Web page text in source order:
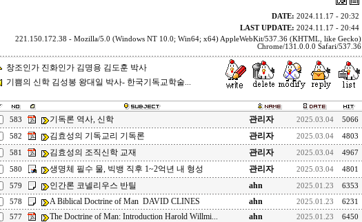
DATE: 2024.11.17 - 20:32
LAST UPDATE: 2024.11.17 - 20:44
221.150.172.38 - Mozilla/5.0 (Windows NT 10.0; Win64; x64) AppleWebKit/537.36 (KHTML, like Gecko)
Chrome/131.0.0.0 Safari/537.36
창조인가 진화인가 김명용 김도훈 박사
기쁨의 신학 김성봉 왕대일 박사- 한국기독교학술...
583 기독론 역사, 신학 관리자 2025.03.04 5066
582 김효성의 기독교리 기독론 관리자 2025.03.04 4803
581 김효성의 조직신학 교재 관리자 2025.03.04 4967
580 생명체 필수 물, 빅뱅 직후 1~2억년 내 형성 관리자 2025.03.04 4801
579 인간론 코넬리우스 반틸 ahn 2025.01.23 6353
578 A Biblical Doctrine of Man DAVID CLINES ahn 2025.01.23
6231
577
The Doctrine of Man: Introduction Harold Willmi... ahn 2025.01.23
6450